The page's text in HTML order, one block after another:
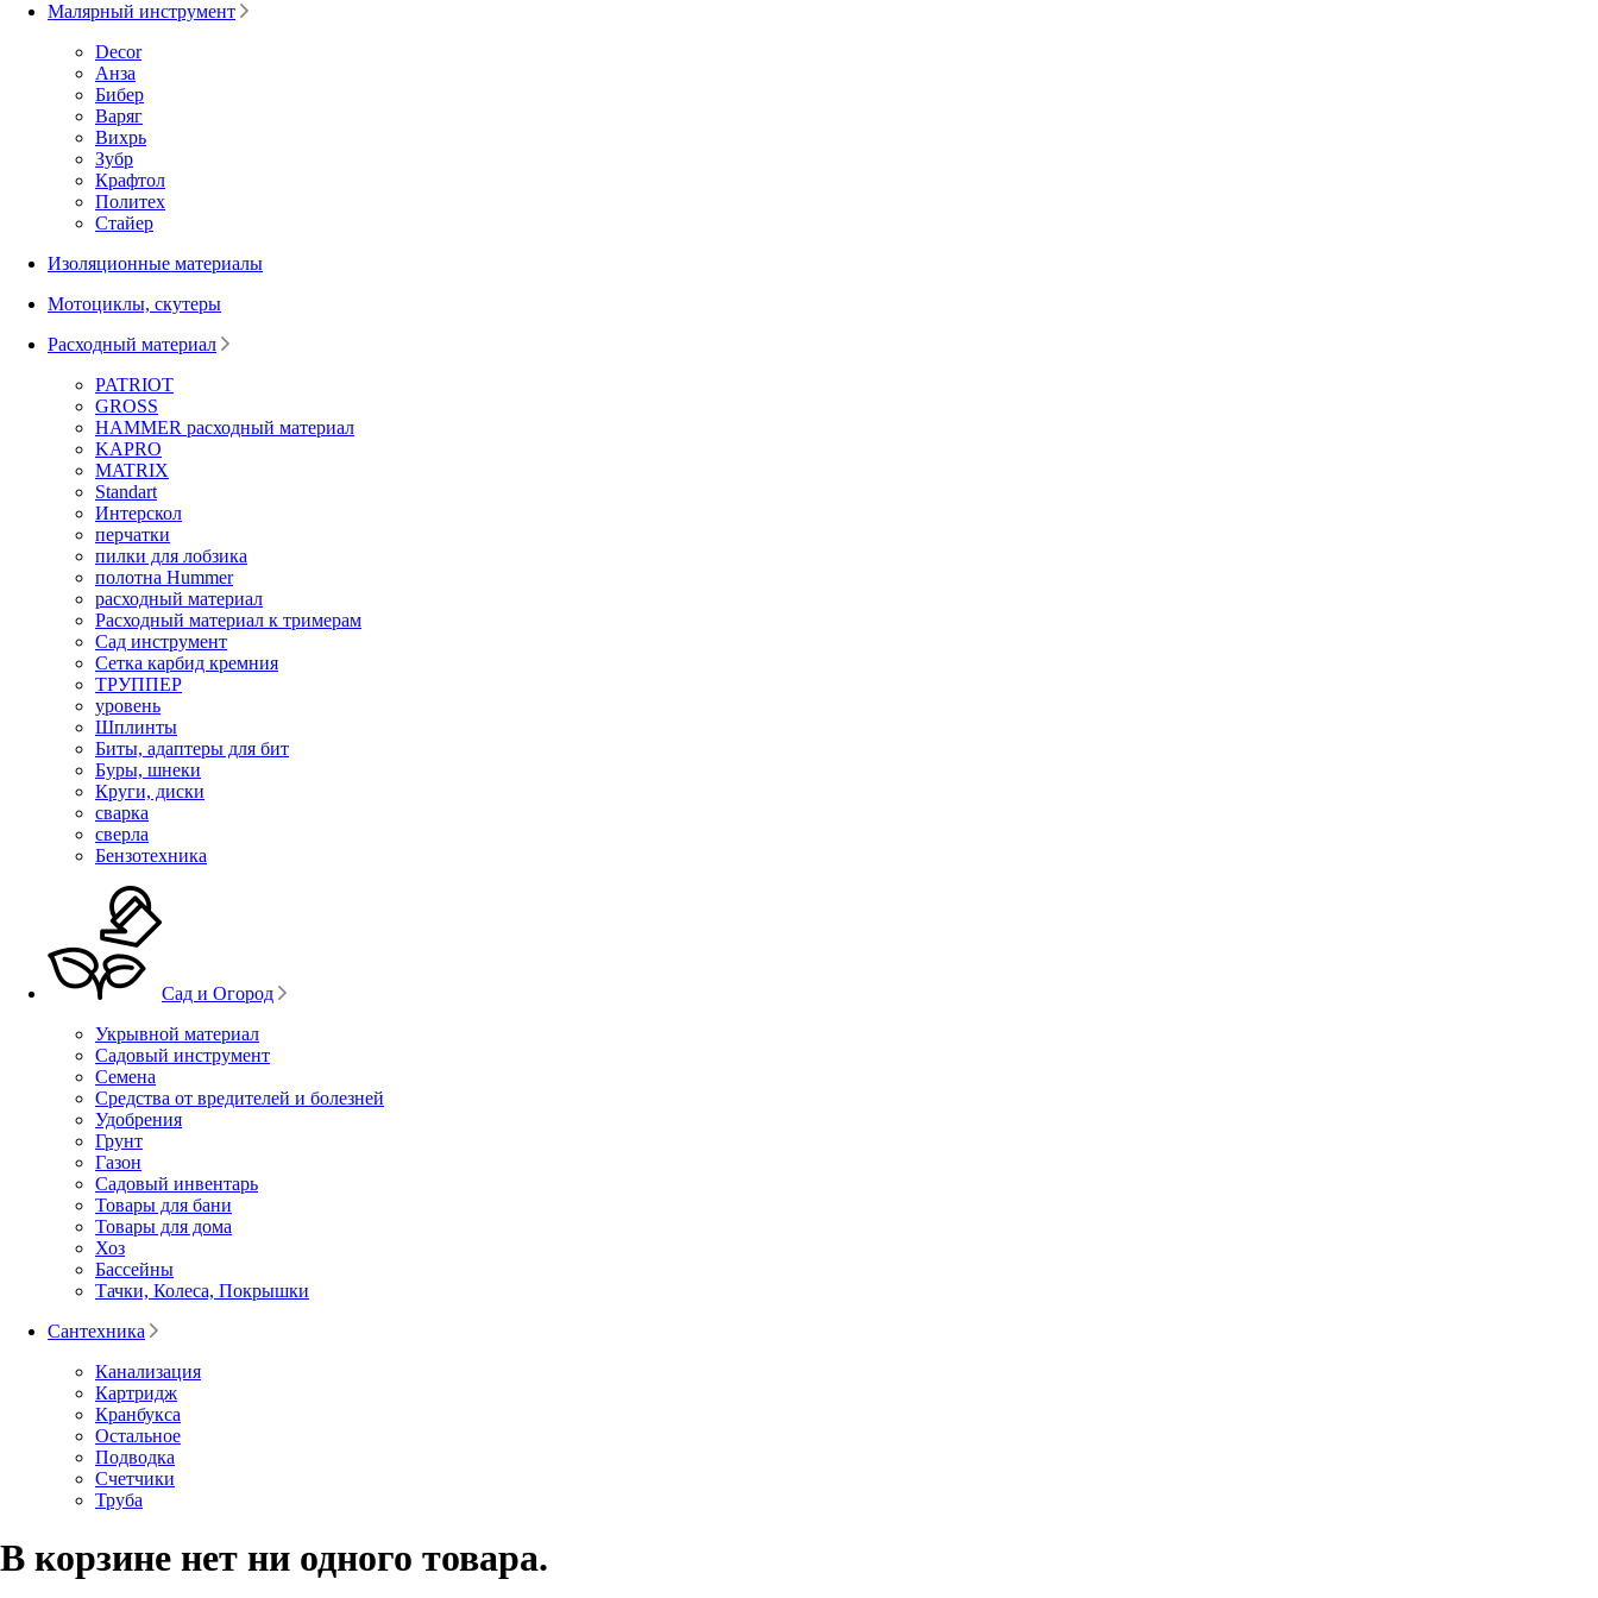
Малярный инструмент
Decor
Анза
Бибер
Варяг
Вихрь
Зубр
Крафтол
Политех
Стайер
Изоляционные материалы
Мотоциклы, скутеры
Расходный материал
PATRIOT
GROSS
HAMMER расходный материал
KAPRO
MATRIX
Standart
Интерскол
перчатки
пилки для лобзика
полотна Hummer
расходный материал
Расходный материал к тримерам
Сад инструмент
Сетка карбид кремния
ТРУППЕР
уровень
Шплинты
Биты, адаптеры для бит
Буры, шнеки
Круги, диски
сварка
сверла
Бензотехника
Сад и Огород
Укрывной материал
Садовый инструмент
Семена
Средства от вредителей и болезней
Удобрения
Грунт
Газон
Садовый инвентарь
Товары для бани
Товары для дома
Хоз
Бассейны
Тачки, Колеса, Покрышки
Сантехника
Канализация
Картридж
Кранбукса
Остальное
Подводка
Счетчики
Труба
В корзине нет ни одного товара.